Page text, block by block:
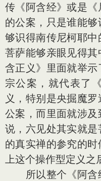
传《阿含经》或是
的公案，只是谁能
够识得南传尼柯耶
菩萨能够亲眼见得
含正义》里面就举
宗公案，就代表了
义，特别是央掘魔
公案，而里面就涉
说，六见处其实就
的真实禅的参究的
上这个操作型定义之
所以整个《阿含